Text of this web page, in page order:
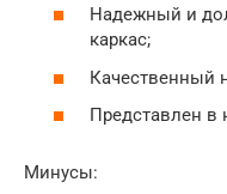
Надежный и
каркас;
Качественный
Представлен в
Минусы: